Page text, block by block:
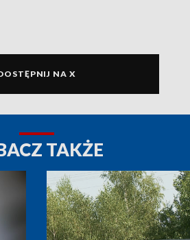
NA X
TAKŻE